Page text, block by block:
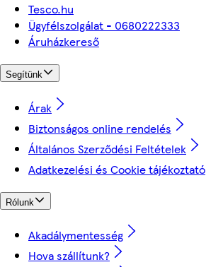
Tesco.hu
Ügyfélszolgálat - 0680222333
Áruházkereső
Segítünk
Árak
Biztonságos online rendelés
Általános Szerződési Feltételek
Adatkezelési és Cookie tájékoztató
Rólunk
Akadálymentesség
Hova szállítunk?